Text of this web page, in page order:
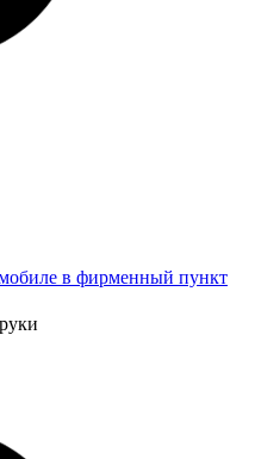
в фирменный пункт